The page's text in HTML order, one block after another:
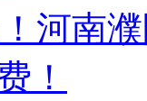
河南
！